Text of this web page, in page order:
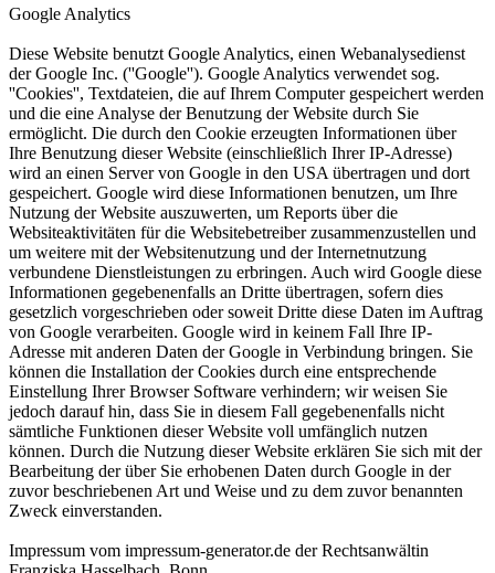
Google Analytics
Diese Website benutzt Google Analytics, einen Webanalysedienst
der Google Inc. (''Google''). Google Analytics verwendet sog.
''Cookies'', Textdateien, die auf Ihrem Computer gespeichert werden
und die eine Analyse der Benutzung der Website durch Sie
ermöglicht. Die durch den Cookie erzeugten Informationen über
Ihre Benutzung dieser Website (einschließlich Ihrer IP-Adresse)
wird an einen Server von Google in den USA übertragen und dort
gespeichert. Google wird diese Informationen benutzen, um Ihre
Nutzung der Website auszuwerten, um Reports über die
Websiteaktivitäten für die Websitebetreiber zusammenzustellen und
um weitere mit der Websitenutzung und der Internetnutzung
verbundene Dienstleistungen zu erbringen. Auch wird Google diese
Informationen gegebenenfalls an Dritte übertragen, sofern dies
gesetzlich vorgeschrieben oder soweit Dritte diese Daten im Auftrag
von Google verarbeiten. Google wird in keinem Fall Ihre IP-
Adresse mit anderen Daten der Google in Verbindung bringen. Sie
können die Installation der Cookies durch eine entsprechende
Einstellung Ihrer Browser Software verhindern; wir weisen Sie
jedoch darauf hin, dass Sie in diesem Fall gegebenenfalls nicht
sämtliche Funktionen dieser Website voll umfänglich nutzen
können. Durch die Nutzung dieser Website erklären Sie sich mit der
Bearbeitung der über Sie erhobenen Daten durch Google in der
zuvor beschriebenen Art und Weise und zu dem zuvor benannten
Zweck einverstanden.
Impressum vom impressum-generator.de der Rechtsanwältin